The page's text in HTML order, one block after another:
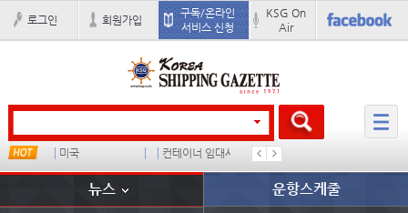
로그인 회원가입
구독/온라인
서비스 신청
KSG On
Air
미국 컨테이너 임대사 더블
뉴스 운항스케줄